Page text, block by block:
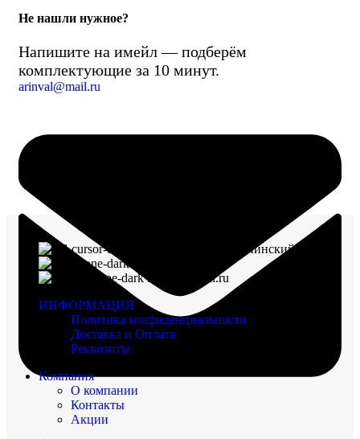
Не нашли нужное?
Напишите на имейл — подберём
комплектующие за 10 минут.
arinval@mail.ru
г. Воронеж, пр-кт Ленинский, д. 221
arinval@mail.ru
ИНФОРМАЦИЯ
Политика конфиденциальности
Доставка и Оплата
Реквизиты
Компания
О компании
Контакты
Акции